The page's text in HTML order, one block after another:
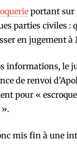
portant sur
parties civiles :
en jugement à
informations, le
de renvoi
pour «
mis fin à une